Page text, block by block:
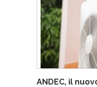
ANDEC, il